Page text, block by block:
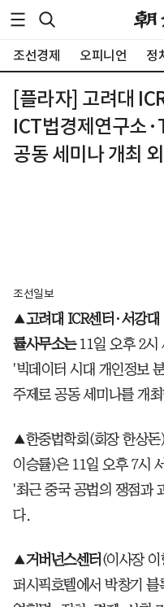
조선경제 오피니언 정
[플라자] 고려대
ICT법경제연구소
공동 세미나 개최 외
조선일보
▲고려대 ICR센터·서강
률사무소는 11일 오후 2시
'빅데이터 시대 개인정보
주제로 공동 세미나를 개
▲한중법학회(회장 한상돈
이승률)은 11일 오후 7시
'최근 중국 공법의 쟁점과
다.
▲거버넌스센터 (이사장
퍼시픽호텔에서 박창기